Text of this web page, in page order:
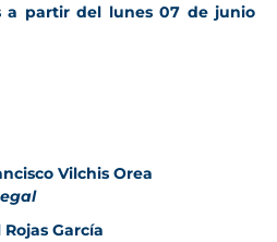
a partir del lunes 07 de junio
Vilchis Orea
García